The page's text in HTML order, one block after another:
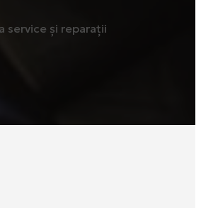
service și reparații